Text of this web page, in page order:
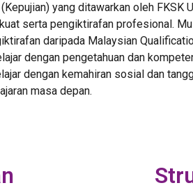
yang ditawarkan oleh
serta pengiktirafan profesional.
daripada Malaysian
dengan pengetahuan dan
dengan kemahiran sosial dan
masa depan.